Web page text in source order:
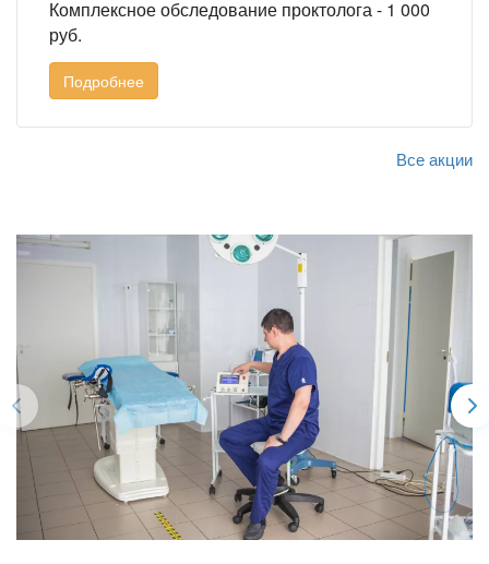
Комплексное обследование проктолога - 1 000
руб.
Подробнее
Все акции